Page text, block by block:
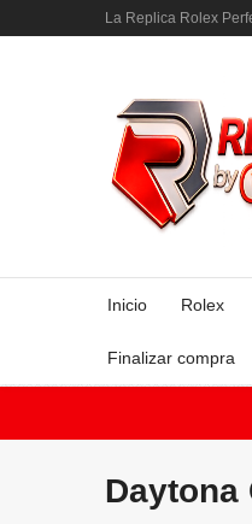
La Replica Rolex
Inicio Rolex
Finalizar compra
Daytona